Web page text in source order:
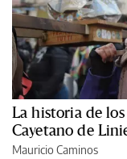
La historia de
Cayetano de
Mauricio Caminos